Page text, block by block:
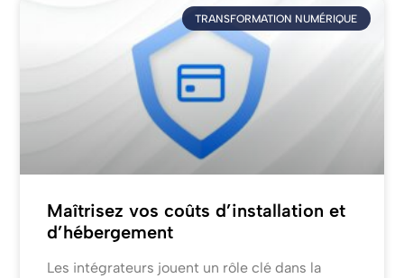
TRANSFORMATION NUMÉRIQUE
Maîtrisez vos coûts d’installation et
d’hébergement
Les intégrateurs jouent un rôle clé dans la